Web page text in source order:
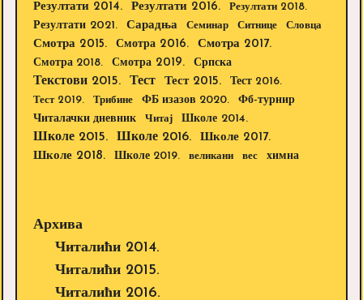
Резултати 2014.
Резултати 2016. Резултати 2018.
Резултати 2021. Сарадња Семинар Ситнице Словца
Смотра 2015. Смотра 2016. Смотра 2017.
Смотра 2018. Смотра 2019. Српска
Текстови 2015. Тест Тест 2015.
Тест 2016.
Тест 2019.
Трибине ФБ изазов 2020.
Фб-турнир
Читалачки дневник
Читај Школе 2014.
Школе 2015. Школе 2016.
Школе 2017.
Школе 2018.
Школе 2019. великани вес химна
Архива
Читалићи 2014.
Читалићи 2015.
Читалићи 2016.